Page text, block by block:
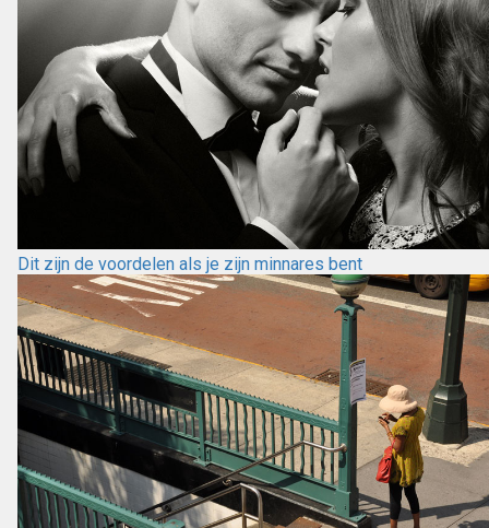
Dit zijn de voordelen als je zijn minnares bent